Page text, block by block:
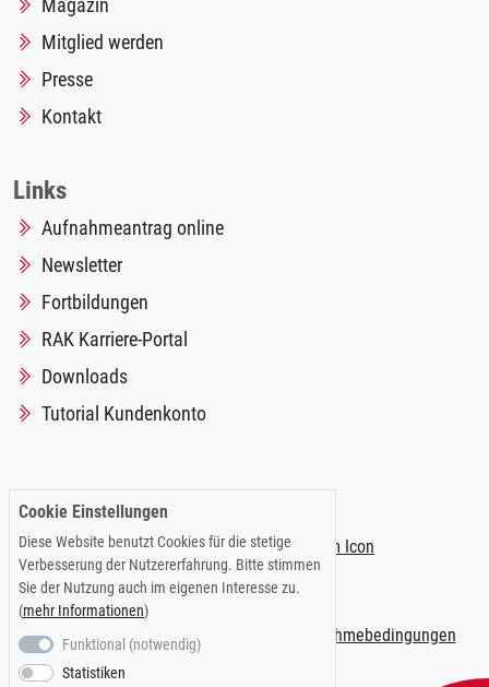
Magazin
Mitglied werden
Presse
Kontakt
Links
Aufnahmeantrag online
Newsletter
Fortbildungen
RAK Karriere-Portal
Downloads
Tutorial Kundenkonto
Impressum |Datenschutzerklärung Teilnahmebedingungen
Cookie Einstellungen
Diese Website benutzt Cookies für die stetige
Verbesserung der Nutzererfahrung. Bitte stimmen
Sie der Nutzung auch im eigenen Interesse zu.
(mehr Informationen)
Funktional (notwendig)
Statistiken